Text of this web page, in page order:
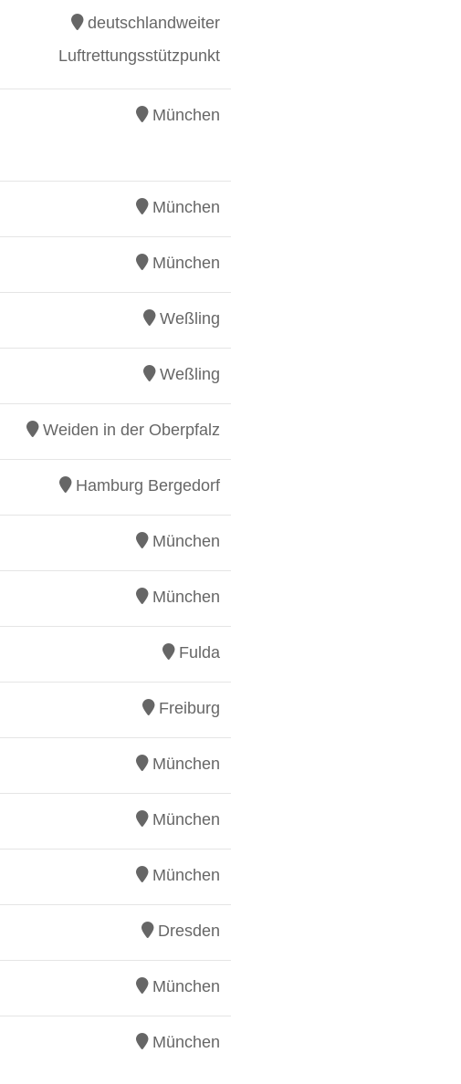
deutschlandweiter
Luftrettungsstützpunkt
München
München
München
Weßling
Weßling
Weiden in der Oberpfalz
Hamburg Bergedorf
München
München
Fulda
Freiburg
München
München
München
Dresden
München
München